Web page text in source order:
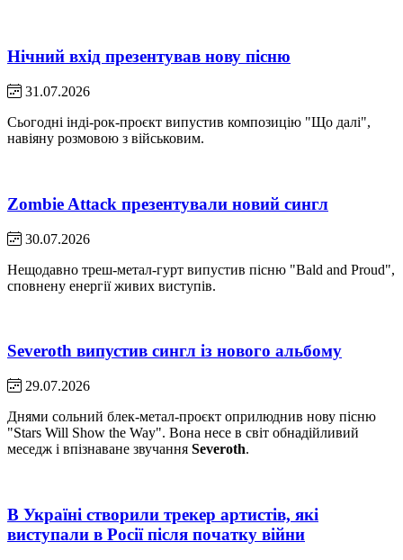
Нічний вхід презентував нову пісню
31.07.2026
Сьогодні інді-рок-проєкт випустив композицію "Що далі",
навіяну розмовою з військовим.
Zombie Attack презентували новий сингл
30.07.2026
Нещодавно треш-метал-гурт випустив пісню "Bald and Proud",
сповнену енергії живих виступів.
Severoth випустив сингл із нового альбому
29.07.2026
Днями сольний блек-метал-проєкт оприлюднив нову пісню
"Stars Will Show the Way". Вона несе в світ обнадійливий
меседж і впізнаване звучання Severoth.
В Україні створили трекер артистів, які
виступали в Росії після початку війни